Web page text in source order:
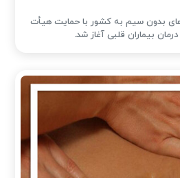
بدون سیم به کشور با حمایت هیأت
بیماران قلبی آغاز شد.